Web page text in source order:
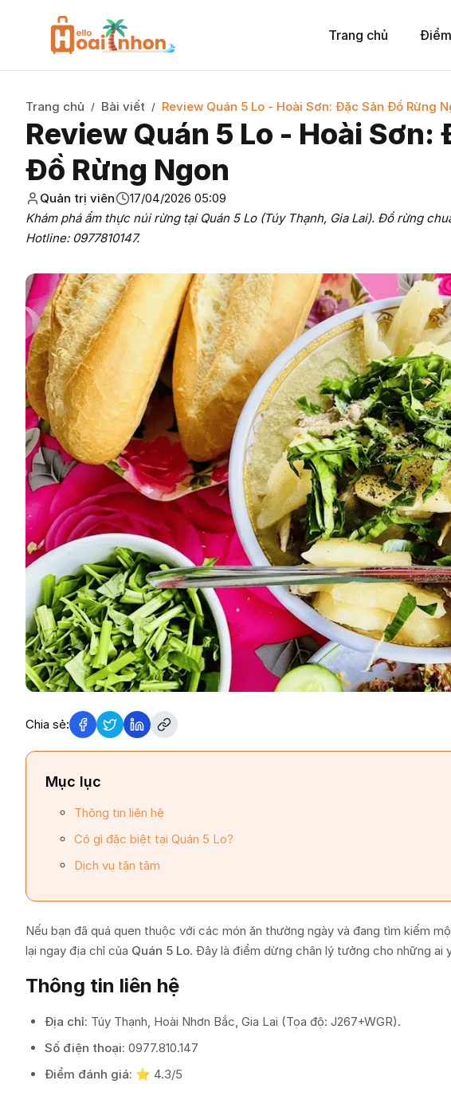
Trang chủ
Trang chủ / Bài viết / Review Quán 5 Lo - Hoài Sơn: Đặc Sản Đồ Rừng
Review Quán 5 Lo - Hoài Sơn:
Đồ Rừng Ngon
Quản trị viên
17/04/2026 05:09
Khám phá ẩm thực núi rừng tại Quán 5 Lo (Túy Thạnh, Gia Lai). Đồ rừng
Hotline: 0977810147.
Chia sẻ:
Mục lục
Thông tin liên hệ
Có gì đặc biệt tại Quán 5 Lo?
Dịch vụ tận tâm
Nếu bạn đã quá quen thuộc với các món ăn thường ngày và đang tìm kiếm
lại ngay địa chỉ của Quán 5 Lo. Đây là điểm dừng chân lý tưởng cho những ai
Thông tin liên hệ
Địa chỉ: Túy Thạnh, Hoài Nhơn Bắc, Gia Lai (Tọa độ: J267+WGR).
Số điện thoại: 0977.810.147
Điểm đánh giá: ⭐ 4.3/5